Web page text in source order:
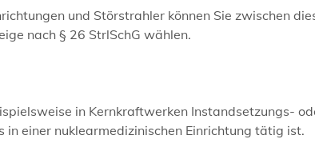
und Störstrahler können Sie zwischen
nach § 26 StrlSchG wählen.
in Kernkraftwerken Instandsetzungs-
einer nuklearmedizinischen Einrichtung tätig ist.